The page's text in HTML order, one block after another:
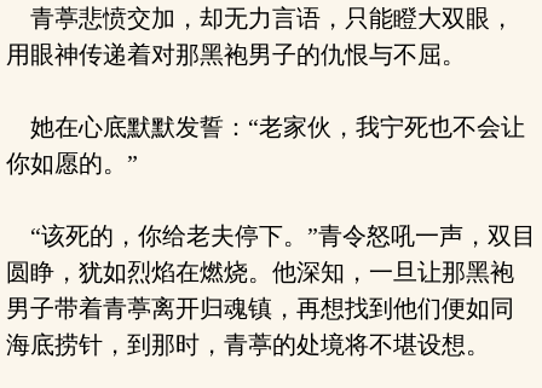
青葶悲愤交加，却无力言语，只能瞪大双眼，
用眼神传递着对那黑袍男子的仇恨与不屈。
她在心底默默发誓：“老家伙，我宁死也不会让
你如愿的。”
“该死的，你给老夫停下。”青令怒吼一声，双目
圆睁，犹如烈焰在燃烧。他深知，一旦让那黑袍
男子带着青葶离开归魂镇，再想找到他们便如同
海底捞针，到那时，青葶的处境将不堪设想。